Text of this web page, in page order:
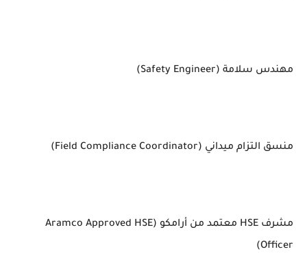
مهندس سلامة (Safety Engineer)
منسق التزام ميداني (Field Compliance Coordinator)
مشرف HSE معتمد من أرامكو (Aramco Approved HSE
Officer)